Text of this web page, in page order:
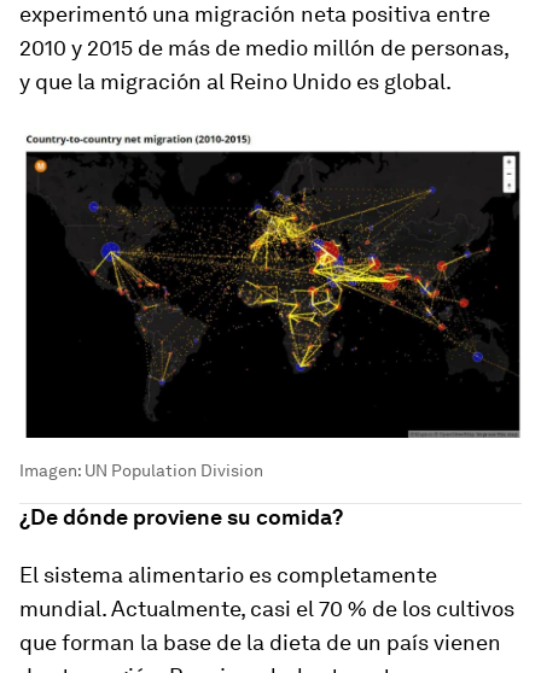
experimentó una migración neta positiva entre
2010 y 2015 de más de medio millón de personas,
y que la migración al Reino Unido es global.
Imagen: UN Population Division
¿De dónde proviene su comida?
El sistema alimentario es completamente
mundial. Actualmente, casi el 70 % de los cultivos
que forman la base de la dieta de un país vienen